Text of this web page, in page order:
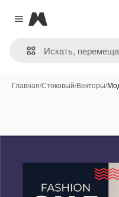
Close menu
Magnific
Главная/Стоковый/Векторы/